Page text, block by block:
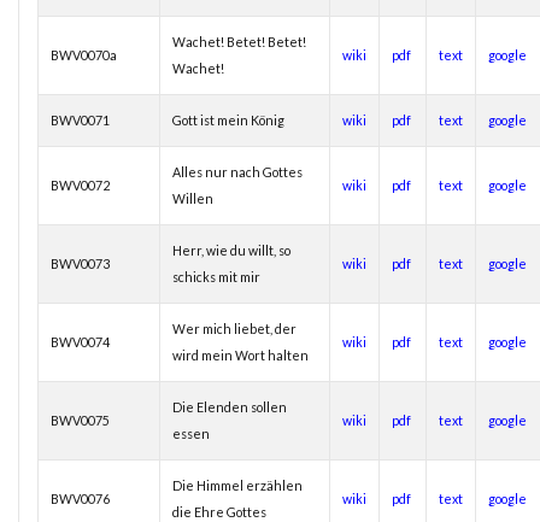
BWV0070a
Wachet! Betet! Betet!
Wachet!
wiki pdf text google
BWV0071 Gott ist mein König wiki pdf text google
BWV0072
Alles nur nach Gottes
Willen
wiki pdf text google
BWV0073
Herr, wie du willt, so
schicks mit mir
wiki pdf text google
BWV0074
Wer mich liebet, der
wird mein Wort halten
wiki pdf text google
BWV0075
Die Elenden sollen
essen
wiki pdf text google
BWV0076
Die Himmel erzählen
die Ehre Gottes
wiki pdf text google